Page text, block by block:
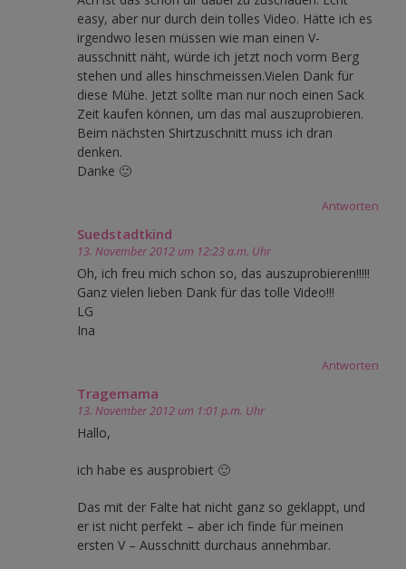
easy, aber nur durch dein tolles Video. Hätte ich es
irgendwo lesen müssen wie man einen V-
ausschnitt näht, würde ich jetzt noch vorm Berg
stehen und alles hinschmeissen.Vielen Dank für
diese Mühe. Jetzt sollte man nur noch einen Sack
Zeit kaufen können, um das mal auszuprobieren.
Beim nächsten Shirtzuschnitt muss ich dran
denken.
Danke 🙂
Antworten
Suedstadtkind
13. November 2012 um 12:23 a.m. Uhr
Oh, ich freu mich schon so, das auszuprobieren!!!!!
Ganz vielen lieben Dank für das tolle Video!!!
LG
Ina
Antworten
Tragemama
13. November 2012 um 1:01 p.m. Uhr
Hallo,
ich habe es ausprobiert 🙂
Das mit der Falte hat nicht ganz so geklappt, und
er ist nicht perfekt – aber ich finde für meinen
ersten V – Ausschnitt durchaus annehmbar.